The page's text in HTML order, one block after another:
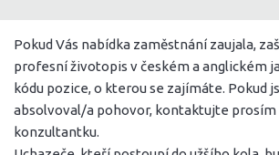
Pokud Vás nabídka zaměstnání zaujala,
profesní životopis v českém a anglickém
kódu pozice, o kterou se zajímáte. Pokud
absolvoval/a pohovor, kontaktujte
konzultantku.